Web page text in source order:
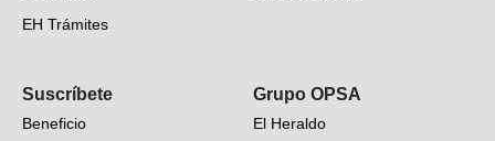
EH Trámites
EH Verifica
Fotogalerías
Suscríbete
Beneficio
Grupo OPSA
El Heraldo